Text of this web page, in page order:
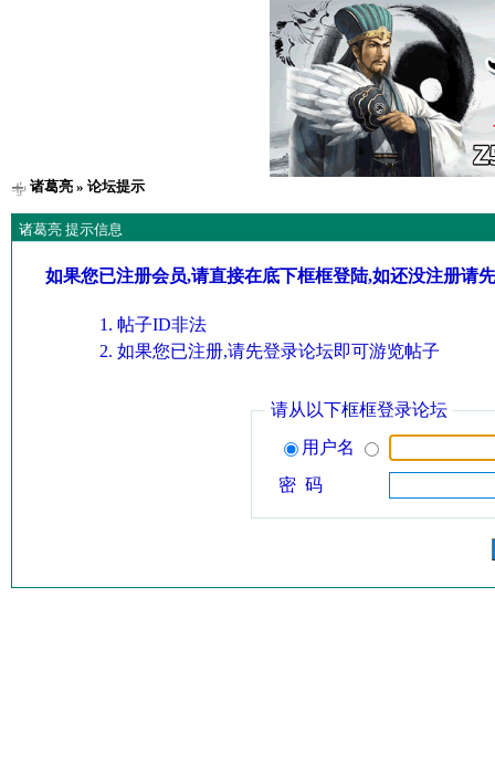
诸葛亮» 论坛提示
诸葛亮 提示信息
如果您已注册会员,请直接在底下框框登陆,如还没注册请
帖子ID非法
如果您已注册,请先登录论坛即可游览帖子
请从以下框框登录论坛
用户名
密 码